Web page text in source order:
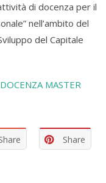
di docenza per il
nell’ambito del
del Capitale
MASTER
Share